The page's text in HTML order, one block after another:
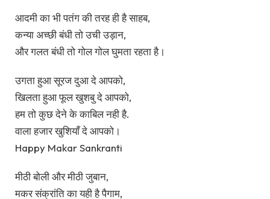
आदमी का भी पतंग की तरह ही है साहब,
कन्या अच्छी बंधी तो उची उड़ान,
और गलत बंधी तो गोल गोल घुमता रहता है।
उगता हुआ सूरज दुआ दे आपको,
खिलता हुआ फूल खुशबु दे आपको,
हम तो कुछ देने के काबिल नही है.
वाला हजार खुशियाँ दे आपको।
Happy Makar Sankranti
मीठी बोली और मीठी जुबान,
मकर संक्रांति का यही है पैगाम,